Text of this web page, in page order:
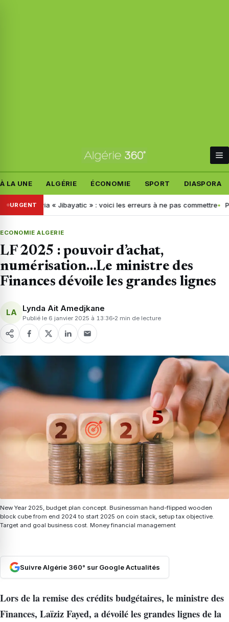
À LA UNE ALGÉRIE ÉCONOMIE SPORT DIASPORA
URGENT
via « Jibayatic » : voici les erreurs à ne pas commettre Paiement
ECONOMIE ALGERIE
LF 2025 : pouvoir d’achat,
numérisation…Le ministre des
Finances dévoile les grandes lignes
LA Lynda Ait Amedjkane
Publié le 6 janvier 2025 à 13:36 2 min de lecture
New Year 2025, budget plan concept. Businessman hand-flipped wooden
block cube from end 2024 to start 2025 on coin stack, setup tax objective.
Target and goal business cost. Money financial management
Suivre Algérie 360° sur Google Actualités
Lors de la remise des crédits budgétaires, le ministre des
Finances, Laïziz Fayed, a dévoilé les grandes lignes de la